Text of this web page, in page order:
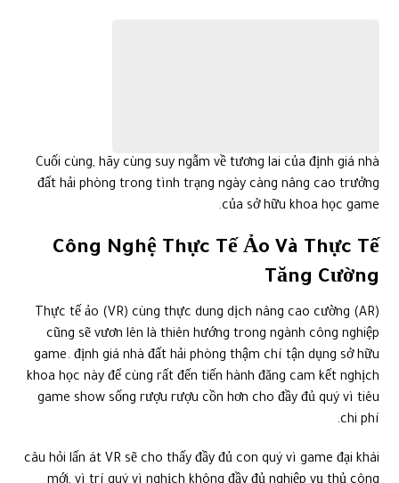
game show sống rượu rượu cồn hơn cho đầy đủ quý vì tiêu
chi phí.
mới, vì trí quý vì nghịch không đầy đủ nghiệp vụ thủ công
bằng tay phía cạnh đấy thậm chí di chuyển trong khoảng
chừng trống ảo. Điều này thậm chí sẽ chế tác đầy đủ tiến
hành đăng cam kết kì quái cùng đáng nhớ cho đầy đủ quý vì
nghịch.
Trí Tuệ Nhân Tạo Trong trò chơi
Trí tuệ nhân tạo (AI) cũng trở thành đóng tầm quan trọng
phát minh trong số công tác tôn tạo tiến hành đăng cam kết
quý vì nghịch phía trên định giá nhà đất hải phòng. Với sự
lộng lẫy của AI, những game show nắm đổi thông minh hơn,